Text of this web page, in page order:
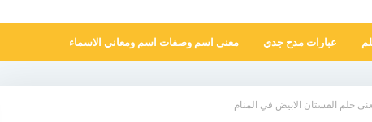
عبارات مدح جدي معنى اسم وصفات اسم ومعاني الاسماء
حلم الفستان الابيض في المنام